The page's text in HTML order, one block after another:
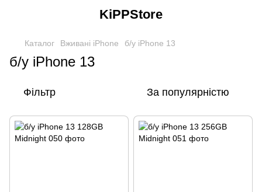
KiPPStore
Каталог Вживані iPhone б/у iPhone 13
б/у iPhone 13
Фільтр За популярністю